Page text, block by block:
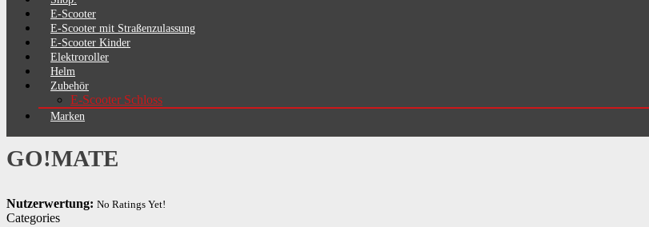
E-Scooter
E-Scooter mit Straßenzulassung
E-Scooter Kinder
Elektroroller
Helm
Zubehör
E-Scooter Schloss
Marken
GO!MATE
Nutzerwertung: No Ratings Yet!
Categories